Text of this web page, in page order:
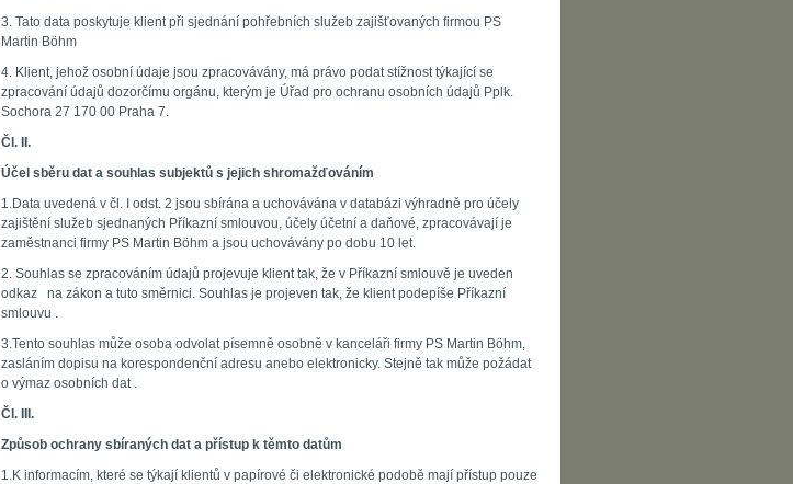
3. Tato data poskytuje klient při sjednání pohřebních služeb zajišťovaných firmou PS
Martin Böhm
4. Klient, jehož osobní údaje jsou zpracovávány, má právo podat stížnost týkající se
zpracování údajů dozorčímu orgánu, kterým je Úřad pro ochranu osobních údajů Pplk.
Sochora 27 170 00 Praha 7.
Čl. II.
Účel sběru dat a souhlas subjektů s jejich shromažďováním
1.Data uvedená v čl. I odst. 2 jsou sbírána a uchovávána v databázi výhradně pro účely
zajištění služeb sjednaných Příkazní smlouvou, účely účetní a daňové, zpracovávají je
zaměstnanci firmy PS Martin Böhm a jsou uchovávány po dobu 10 let.
2. Souhlas se zpracováním údajů projevuje klient tak, že v Příkazní smlouvě je uveden
odkaz na zákon a tuto směrnici. Souhlas je projeven tak, že klient podepíše Příkazní
smlouvu .
3.Tento souhlas může osoba odvolat písemně osobně v kanceláři firmy PS Martin Böhm,
zasláním dopisu na korespondenční adresu anebo elektronicky. Stejně tak může požádat
o výmaz osobních dat .
Čl. III.
Způsob ochrany sbíraných dat a přístup k těmto datům
1.K informacím, které se týkají klientů v papírové či elektronické podobě mají přístup pouze